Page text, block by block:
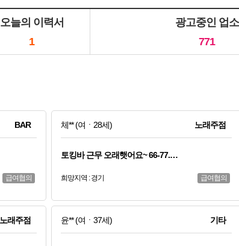
오늘의 이력서
1
광고중인 업소
771
BAR
급여협의
체**(여ㆍ28세) 노래주점
토킹바 근무 오래햇어요~ 66-77.…
희망지역 : 경기 급여협의
노래주점 윤**(여ㆍ37세) 기타